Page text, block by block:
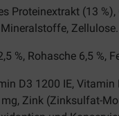
Proteinextrakt (13
Zellulose.
%, Rohasche 6,5 %,
D3 1200 IE,
Zink (Zinksulfat-